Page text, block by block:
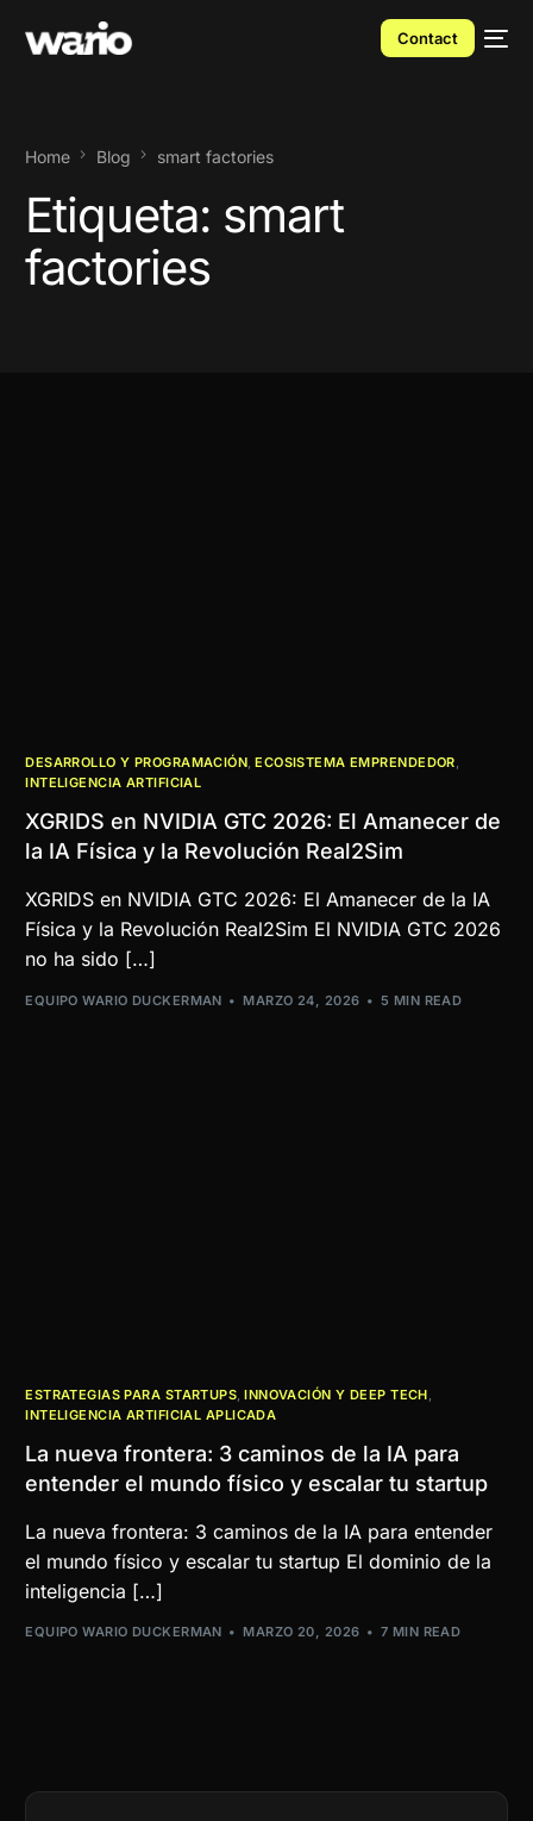
Contact
Home Blog smart factories
Etiqueta: smart
factories
DESARROLLO Y PROGRAMACIÓN,ECOSISTEMA EMPRENDEDOR,
INTELIGENCIA ARTIFICIAL
XGRIDS en NVIDIA GTC 2026: El Amanecer de
la IA Física y la Revolución Real2Sim
XGRIDS en NVIDIA GTC 2026: El Amanecer de la IA
Física y la Revolución Real2Sim El NVIDIA GTC 2026
no ha sido […]
EQUIPO WARIO DUCKERMAN MARZO 24, 2026 5 MIN READ
ESTRATEGIAS PARA STARTUPS,INNOVACIÓN Y DEEP TECH,
INTELIGENCIA ARTIFICIAL APLICADA
La nueva frontera: 3 caminos de la IA para
entender el mundo físico y escalar tu startup
La nueva frontera: 3 caminos de la IA para entender
el mundo físico y escalar tu startup El dominio de la
inteligencia […]
EQUIPO WARIO DUCKERMAN MARZO 20, 2026 7 MIN READ